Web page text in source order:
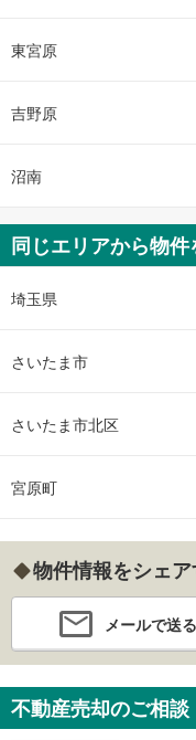
東宮原
吉野原
沼南
同じエリアから物件
埼玉県
さいたま市
さいたま市北区
宮原町
物件情報をシェ
メールで送る
不動産売却のご相談